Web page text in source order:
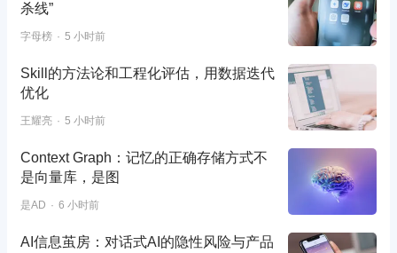
杀线”
字母榜 5 小时前
Skill的方法论和工程化评估，用数据迭代
优化
王耀亮 5 小时前
Context Graph：记忆的正确存储方式不
是向量库，是图
是AD 6 小时前
AI信息茧房：对话式AI的隐性风险与产品